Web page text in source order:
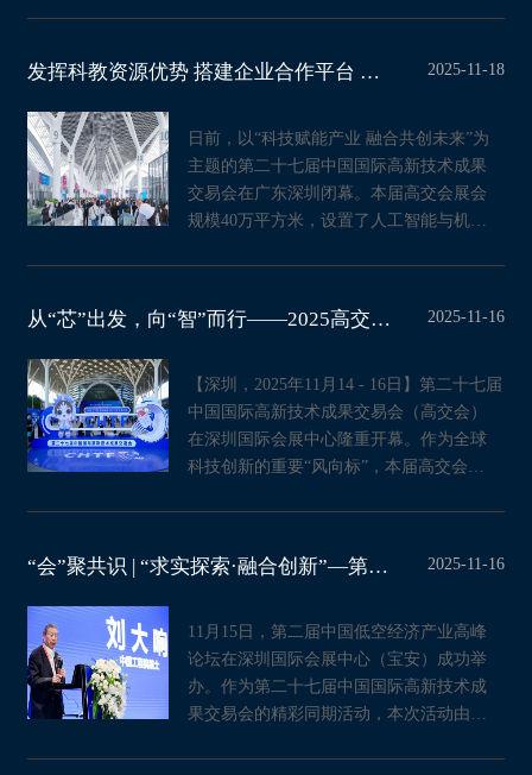
发挥科教资源优势 搭建企业合作平台 西安展团30余项科技成果亮相第27届高交会 2025-11-18
日前，以“科技赋能产业 融合共创未来”为
主题的第二十七届中国国际高新技术成果
交易会在广东深圳闭幕。本届高交会展会
规模40万平方米，设置了人工智能与机器
从“芯”出发，向“智”而行——2025高交会见证AI生态全面觉醒 2025-11-16
【深圳，2025年11月14 - 16日】第二十七届
中国国际高新技术成果交易会（高交会）
在深圳国际会展中心隆重开幕。作为全球
科技创新的重要“风向标”，本届高交会
“会”聚共识 | “求实探索·融合创新”—第二届中国低空经济产业高峰论坛在 2025-11-16
11月15日，第二届中国低空经济产业高峰
论坛在深圳国际会展中心（宝安）成功举
办。作为第二十七届中国国际高新技术成
果交易会的精彩同期活动，本次活动由深